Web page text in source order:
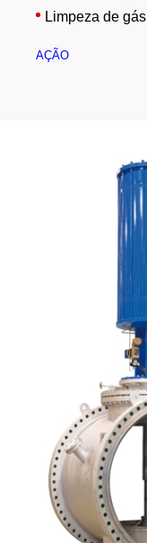
Limpeza de gás
AÇÃO